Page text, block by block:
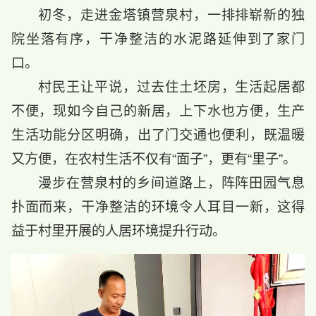
初冬，走进金塔镇营泉村，一排排崭新的独
院坐落有序，干净整洁的水泥路延伸到了家门
口。
村民王让平说，过去住土坯房，生活起居都
不便，现如今自己的新居，上下水也方便，生产
生活功能分区明确，出了门交通也便利，既温暖
又方便，在农村生活不仅有“面子”，更有“里子”。
漫步在营泉村的乡间道路上，阵阵田园气息
扑面而来，干净整洁的环境令人耳目一新，这得
益于村里开展的人居环境提升行动。